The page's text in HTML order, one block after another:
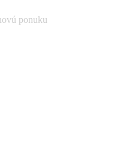
ponuku